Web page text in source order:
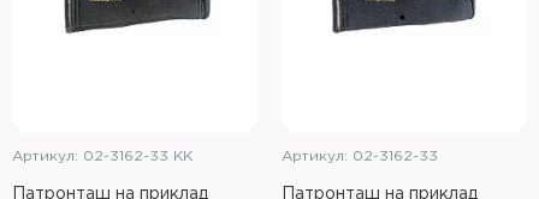
Артикул: 02-3162-33 КК
Патронташ на приклад
Артикул: 02-3162-33
Патронташ на приклад